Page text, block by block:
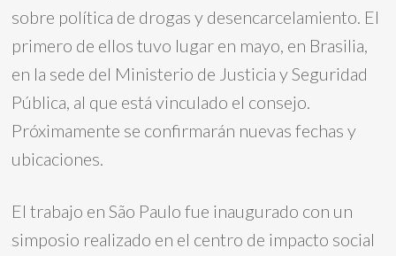
sobre política de drogas y desencarcelamiento. El
primero de ellos tuvo lugar en mayo, en Brasilia,
en la sede del Ministerio de Justicia y Seguridad
Pública, al que está vinculado el consejo.
Próximamente se confirmarán nuevas fechas y
ubicaciones.
El trabajo en São Paulo fue inaugurado con un
simposio realizado en el centro de impacto social